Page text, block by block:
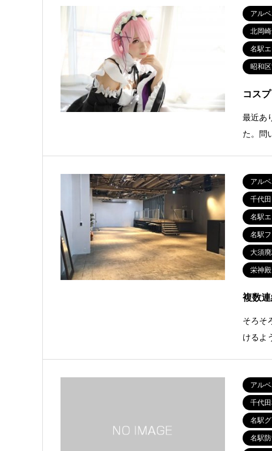
アル
北岡
名駅
昭和
コス
最近あ
た。問
アル
千代
名駅
名駅
大須
栄神
複数
そろそ
けるよ
アル
千代
名駅
名駅